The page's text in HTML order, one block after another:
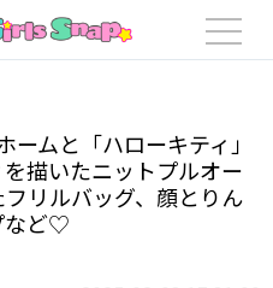
3/26】スナイデル ホームと「ハロ
ームと「ハローキティ」
描いたニットプルオー
リルバッグ、顔とりん
など♡